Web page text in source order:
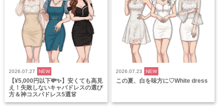
2026.07.27 NEW
【¥5,000円以下💸✨】安くても高見
え！失敗しないキャバドレスの選び
方＆神コスパドレス5選👗
2026.07.23 NEW
この夏、白を味方に♡White dress